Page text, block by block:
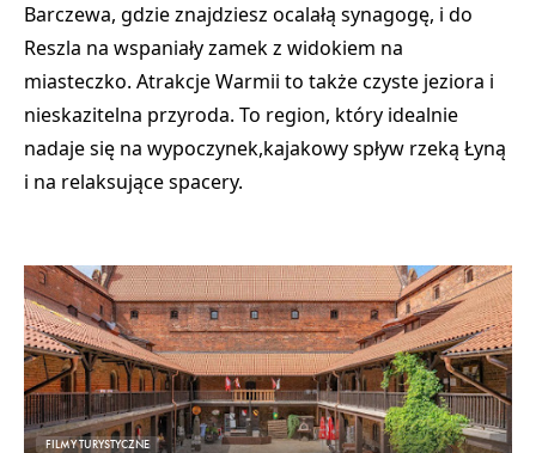
Barczewa, gdzie znajdziesz ocalałą synagogę, i do
Reszla na wspaniały zamekz widokiem na
miasteczko. Atrakcje Warmii to także czyste jeziora i
nieskazitelna przyroda. To region, który idealnie
nadaje się na wypoczynek,kajakowy spływ rzeką Łyną
i na relaksujące spacery.
FILMY TURYSTYCZNE